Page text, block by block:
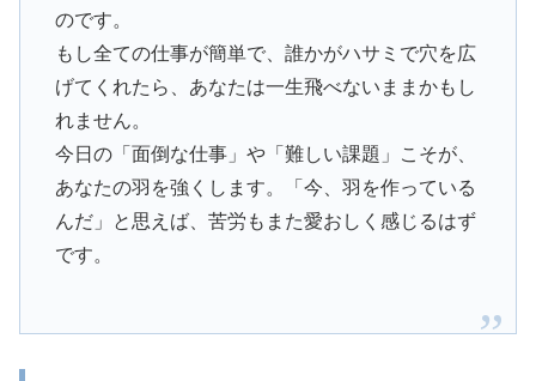
のです。
もし全ての仕事が簡単で、誰かがハサミで穴を広
げてくれたら、あなたは一生飛べないままかもし
れません。
今日の「面倒な仕事」や「難しい課題」こそが、
あなたの羽を強くします。「今、羽を作っている
んだ」と思えば、苦労もまた愛おしく感じるはず
です。